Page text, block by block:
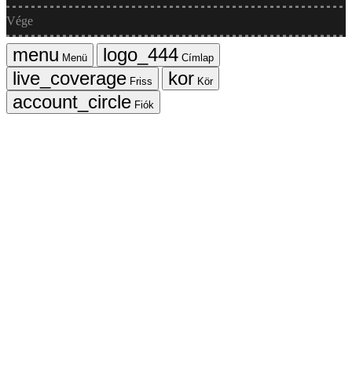
Vége
Menü
Címlap
Friss
Kör
Fiók